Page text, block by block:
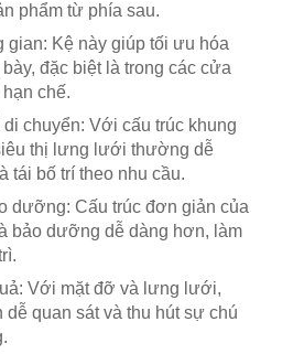
phẩm từ phía sau.
gian: Kệ này giúp tối ưu hóa
đặc biệt là trong các cửa
chế.
chuyển: Với cấu trúc khung
thị lưng lưới thường dễ
tái bố trí theo nhu cầu.
dưỡng: Cấu trúc đơn giản của
bảo dưỡng dễ dàng hơn, làm
Với mặt đỡ và lưng lưới,
dễ quan sát và thu hút sự chú